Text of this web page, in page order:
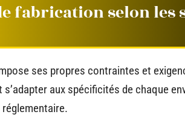
fabrication selon les
ses propres contraintes et
s’adapter aux spécificités de chaque